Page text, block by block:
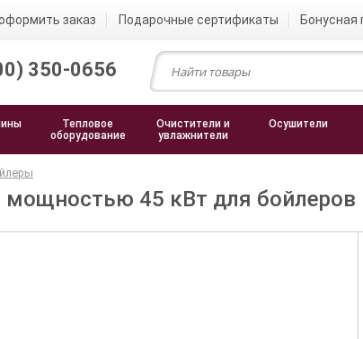
заказ Подарочные сертификаты Бонусная
350-0656
Тепловое
оборудование
Очистители и
увлажнители
Осушители
45 кВт для бойлеров